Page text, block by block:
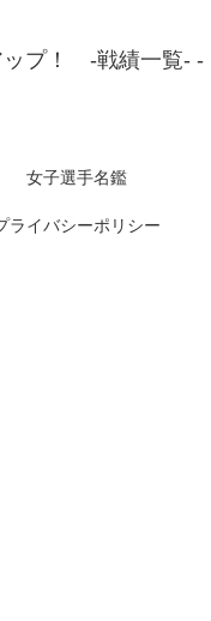
プ！ -戦績一覧- -
女子選手名鑑
ライバシーポリシー